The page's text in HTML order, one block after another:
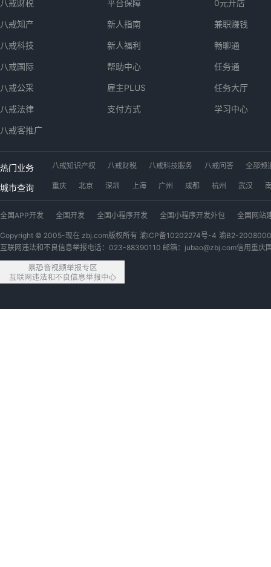
八戒财税
八戒知产
八戒科技
八戒国际
八戒公采
八戒法律
八戒客推广
平台保障
新人指南
新人福利
帮助中心
雇主PLUS
支付方式
0元开店
兼职赚钱
畅聊通
任务通
任务大厅
学习中心
热门业务 八戒知识产权 八戒财税 八戒科技服务 八戒问答
全部频
工位出租
八戒数字交易市场 app开发 软件开发
小程序
广西猪八戒网
内蒙古猪八戒网 青海猪八戒网
四川猪八戒网
安徽猪八戒网
浙江猪八戒网 江苏猪八戒网 黑龙江猪八戒网
城市查询 重庆 北京 深圳 上海 广州 成都 杭州 武汉
全国APP开发 全国开发 全国小程序开发 全国小程序开发外包
全国网站
全国LOGO设计
全国视频剪辑 全国微信开发公众号 全国游戏
全国代理
全国软件开发定制
全国设计 全国户外广告设计 全国宝妈
全国PYTHON
全国视频制作
全国开发网站
Copyright © 2005-现在 zbj.com版权所有 渝ICP备10202274号-4 渝B2-
互联网违法和不良信息举报电话：023-88390110 邮箱：jubao@zbj.com信用重庆